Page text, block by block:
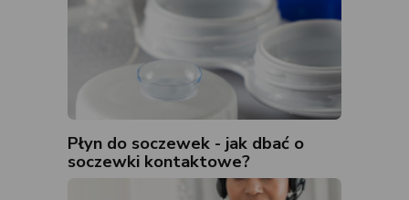
Płyn do soczewek - jak dbać o
soczewki kontaktowe?